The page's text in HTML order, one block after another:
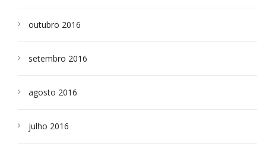
outubro 2016
setembro 2016
agosto 2016
julho 2016